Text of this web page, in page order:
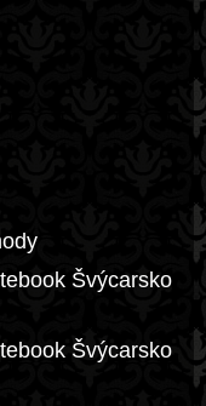
Švýcarsko
Švýcarsko